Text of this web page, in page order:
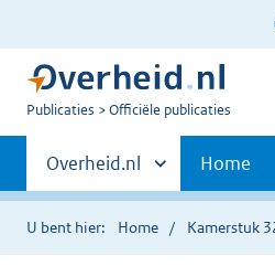
U
Publicaties Officiële publicaties
Primaire
navigatie
Andere
sites
binnen
Overheid.nl Home
U bent hier: Home Kamerstuk